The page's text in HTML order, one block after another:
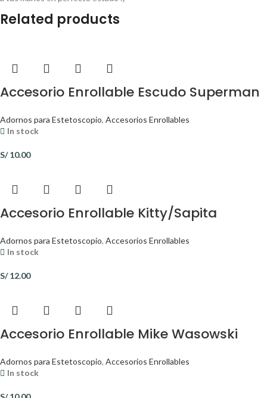
Related products
Accesorio Enrollable Escudo Superman
Adornos para Estetoscopio, Accesorios Enrollables
In stock
S/10.00
Accesorio Enrollable Kitty/Sapita
Adornos para Estetoscopio, Accesorios Enrollables
In stock
S/12.00
Accesorio Enrollable Mike Wasowski
Adornos para Estetoscopio, Accesorios Enrollables
In stock